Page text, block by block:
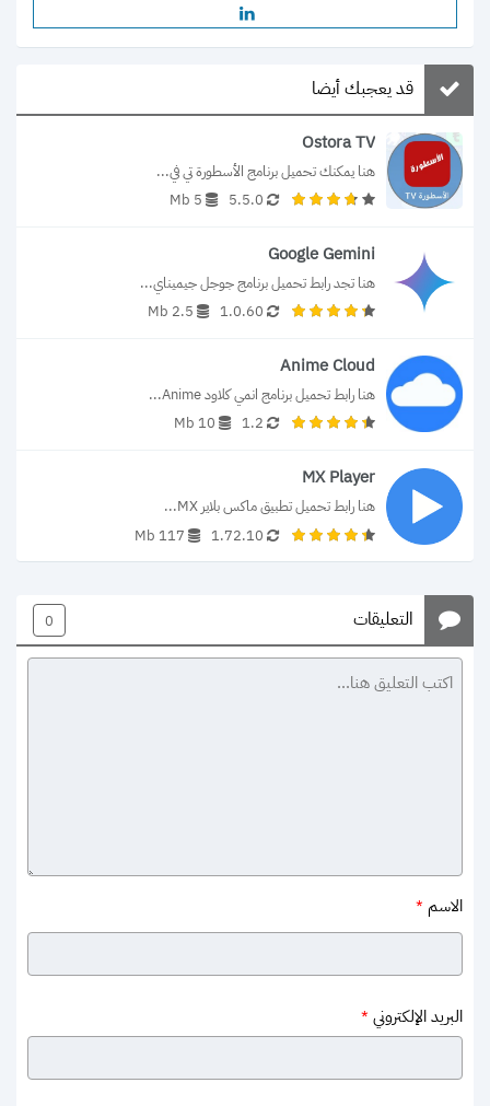
قد يعجبك أيضا
Ostora TV
هنا يمكنك تحميل برنامج الأسطورة تي في...
5.5.0
5 Mb
Google Gemini
هنا تجد رابط تحميل برنامج جوجل جيميناي...
1.0.60
2.5 Mb
Anime Cloud
هنا رابط تحميل برنامج انمي كلاود Anime...
1.2
10 Mb
MX Player
هنا رابط تحميل تطبيق ماكس بلاير MX...
1.72.10
117 Mb
التعليقات 0
الاسم *
البريد الإلكتروني *